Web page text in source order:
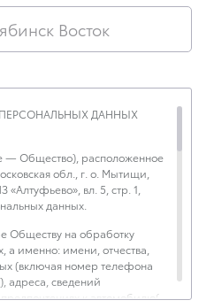
Восток
ДАННЫХ
— Общество), расположенное
обл., г. о. Мытищи,
вл. 5, стр. 1,
данных.
Обществу на обработку
а именно: имени, отчества,
(включая номер телефона
адреса, сведений
к автомобилю(-